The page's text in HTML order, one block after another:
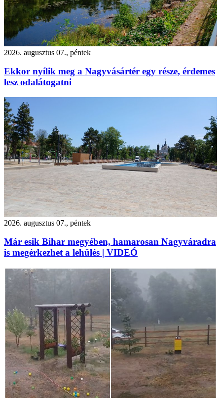
2026. augusztus 07., péntek
Ekkor nyílik meg a Nagyvásártér egy része, érdemes
lesz odalátogatni
2026. augusztus 07., péntek
Már esik Bihar megyében, hamarosan Nagyváradra
is megérkezhet a lehűlés | VIDEÓ